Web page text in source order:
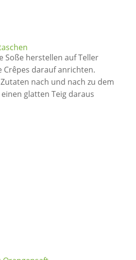
Soße herstellen auf Teller
Crêpes darauf anrichten.
nach und nach zu dem
glatten Teig daraus